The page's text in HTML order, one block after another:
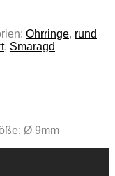
Ohrringe, rund
, Smaragd
Ø 9mm